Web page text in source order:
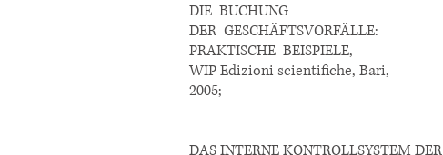
DIE BUCHUNG
DER GESCHÄFTSVORFÄLLE:
PRAKTISCHE BEISPIELE,
WIP Edizioni scientifiche, Bari,
2005;
DAS INTERNE KONTROLLSYSTEM DER